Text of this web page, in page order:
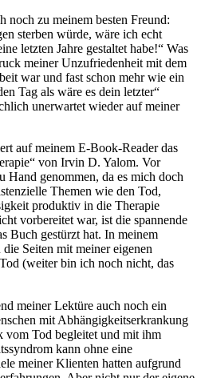
noch zu meinem besten Freund:
sterben würde, wäre ich echt
letzten Jahre gestaltet habe!“ Was
meiner Unzufriedenheit mit dem
war und fast schon mehr wie ein
Tag als wäre es dein letzter“
unerwartet wieder auf meiner
auf meinem E-Book-Reader das
von Irvin D. Yalom. Vor
Hand genommen, da es mich doch
Themen wie den Tod,
produktiv in die Therapie
vorbereitet war, ist die spannende
Buch gestürzt hat. In meinem
Seiten mit meiner eigenen
(weiter bin ich noch nicht, das
meiner Lektüre auch noch ein
mit Abhängigkeitserkrankung
vom Tod begleitet und mit ihm
kann ohne eine
meiner Klienten hatten aufgrund